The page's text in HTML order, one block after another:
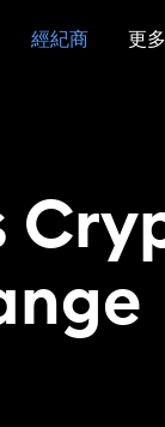
經紀商 更多